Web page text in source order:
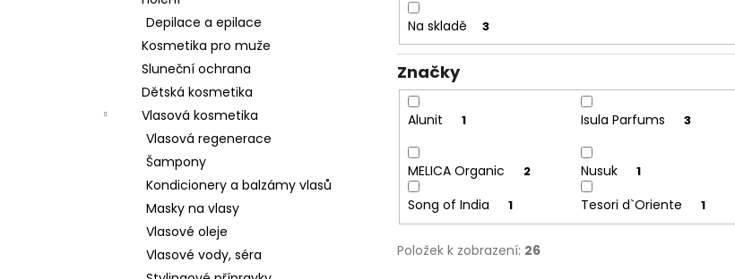
Depilace a epilace
Kosmetika pro muže
Sluneční ochrana
Dětská kosmetika
Vlasová kosmetika
Vlasová regenerace
Šampony
Kondicionery a balzámy vlasů
Masky na vlasy
Vlasové oleje
Vlasové vody, séra
u
k
t
ů
Na skladě 3
Značky
Alunit 1 Isula Parfums 3
MELICA Organic 2 Nusuk 1
Song of India 1 Tesori d`Oriente 1
Položek k zobrazení: 26